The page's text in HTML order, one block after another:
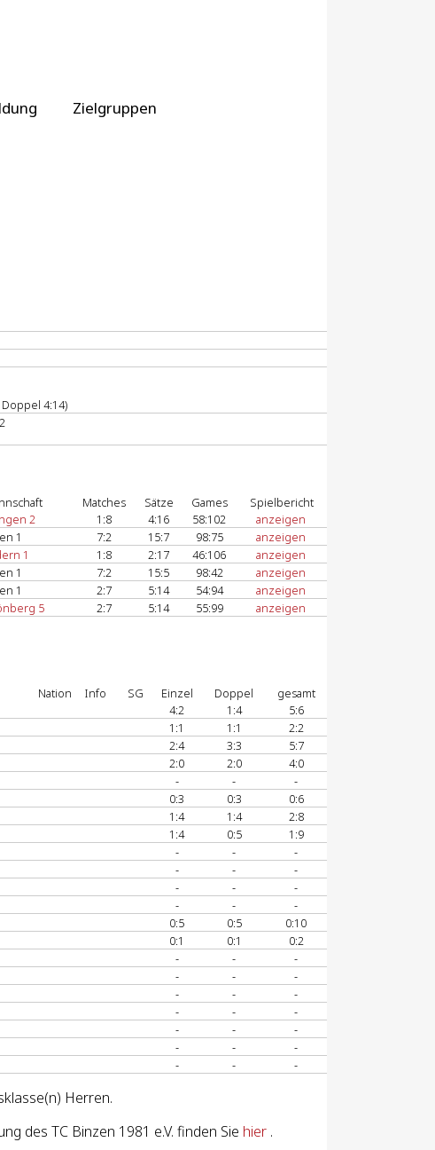
Zielgruppen
4:14)
Matches Sätze Games
Spielbericht
2 1:8 4:16 58:102
anzeigen
1 7:2 15:7 98:75
anzeigen
1 1:8 2:17 46:106
anzeigen
1 7:2 15:5 98:42
anzeigen
1 2:7 5:14 54:94
anzeigen
5 2:7 5:14 55:99 anzeigen
Nation Info SG Einzel Doppel
gesamt
4:2 1:4
5:6
1:1 1:1
2:2
2:4 3:3
5:7
2:0 2:0
4:0
- -
-
0:3 0:3
0:6
1:4 1:4
2:8
1:4 0:5
1:9
- -
-
- -
-
- -
-
- -
-
0:5 0:5
0:10
0:1 0:1
0:2
- -
-
- -
-
- -
-
- -
-
- -
-
- -
-
- - -
Herren.
des TC Binzen 1981 e.V. finden Sie hier .